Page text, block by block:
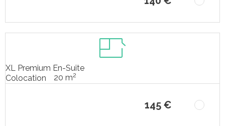
XL Premium En-Suite
Colocation
20 m2
145 €